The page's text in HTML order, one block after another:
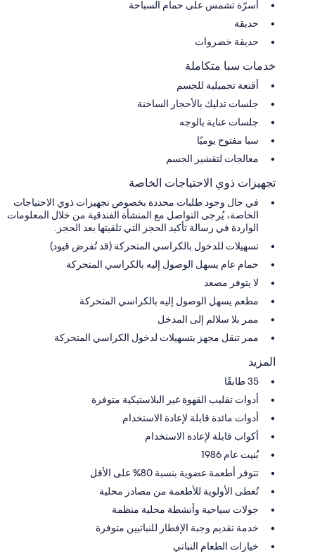
أسرّة تشمس على حمام السباحة
حديقة
حديقة خضروات
خدمات سبا متكاملة
أقنعة تجميلية للجسم
جلسات تدليك بالأحجار الساخنة
جلسات عناية بالوجه
سبا مفتوح يوميًا
معالجات لتقشير الجسم
تجهيزات ذوي الاحتياجات الخاصة
في حال وجود طلبات محددة بخصوص تجهيزات ذوي الاحتياجات
الخاصة، يُرجى التواصل مع المنشأة الفندقية من خلال المعلومات
الواردة في رسالة تأكيد الحجز التي تلقيتها بعد الحجز.
تسهيلات للدخول بالكراسي المتحركة (قد تُفرض قيود)
حمام عام يسهل الوصول إليه بالكراسي المتحركة
لا يتوفر مصعد
مطعم يسهل الوصول إليه بالكراسي المتحركة
ممر بلا سلالم إلى المدخل
ممر تنقل مجهز بتسهيلات لدخول الكراسي المتحركة
المزيد
35 طابقًا
أدوات تقليب القهوة غير البلاستيكية متوفرة
أدوات مائدة قابلة لإعادة الاستخدام
أكواب قابلة لإعادة الاستخدام
بُنيت عام 1986
تتوفر أطعمة عضوية بنسبة 80% على الأقل
تُعطى الأولوية للأطعمة من مصادر محلية
جولات سياحية وأنشطة محلية منظمة
خدمة تقديم وجبة الإفطار للنباتيين متوفرة
خيارات الطعام النباتي